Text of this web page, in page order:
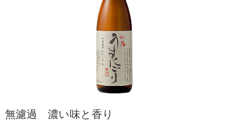
無濾過 濃い味と香り